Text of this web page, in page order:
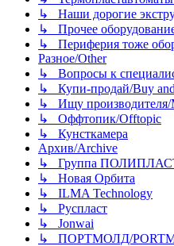
↳ Наши дорогие
↳ Прочее оборудование
↳ Периферия тоже
Разное/Other
↳ Вопросы к
↳ Купи-продай/Buy
↳ Ищу производителя/
↳ Оффтопик/Offtopic
↳ Кунсткамера
Архив/Archive
↳ Группа
↳ Новая Орбита
↳ ILMA Technology
↳ Руспласт
↳ Jonwai
↳ ПОРТМОЛД/